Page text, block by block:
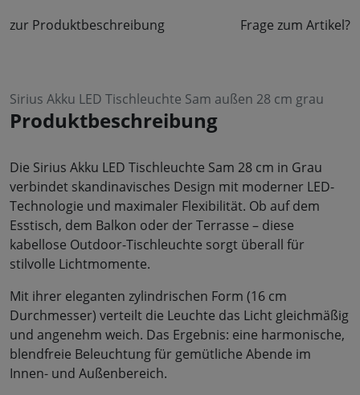
zur Produktbeschreibung Frage zum Artikel?
Sirius Akku LED Tischleuchte Sam außen 28 cm grau
Produktbeschreibung
Die Sirius Akku LED Tischleuchte Sam 28 cm in Grau
verbindet skandinavisches Design mit moderner LED-
Technologie und maximaler Flexibilität. Ob auf dem
Esstisch, dem Balkon oder der Terrasse – diese
kabellose Outdoor-Tischleuchte sorgt überall für
stilvolle Lichtmomente.
Mit ihrer eleganten zylindrischen Form (16 cm
Durchmesser) verteilt die Leuchte das Licht gleichmäßig
und angenehm weich. Das Ergebnis: eine harmonische,
blendfreie Beleuchtung für gemütliche Abende im
Innen- und Außenbereich.